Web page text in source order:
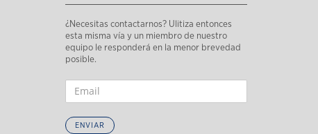
¿Necesitas contactarnos? Ulitiza entonces
esta misma vía y un miembro de nuestro
equipo le responderá en la menor brevedad
posible.
ENVIAR